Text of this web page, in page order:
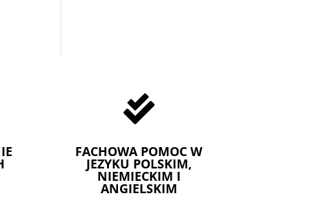

FACHOWA POMOC W
JEZYKU POLSKIM,
NIEMIECKIM I
ANGIELSKIM